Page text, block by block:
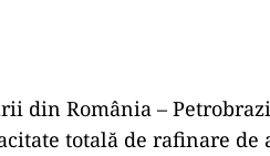
din România –
totală de rafinare de